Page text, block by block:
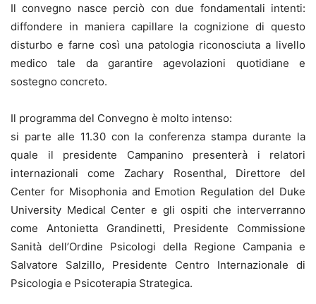
Il convegno nasce perciò con due fondamentali intenti:
diffondere in maniera capillare la cognizione di questo
disturbo e farne così una patologia riconosciuta a livello
medico tale da garantire agevolazioni quotidiane e
sostegno concreto.
Il programma del Convegno è molto intenso:
si parte alle 11.30 con la conferenza stampa durante la
quale il presidente Campanino presenterà i relatori
internazionali come Zachary Rosenthal, Direttore del
Center for Misophonia and Emotion Regulation del Duke
University Medical Center e gli ospiti che interverranno
come Antonietta Grandinetti, Presidente Commissione
Sanità dell’Ordine Psicologi della Regione Campania e
Salvatore Salzillo, Presidente Centro Internazionale di
Psicologia e Psicoterapia Strategica.